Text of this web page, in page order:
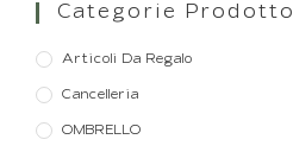
Categorie Prodotto
Articoli Da Regalo
Cancelleria
OMBRELLO